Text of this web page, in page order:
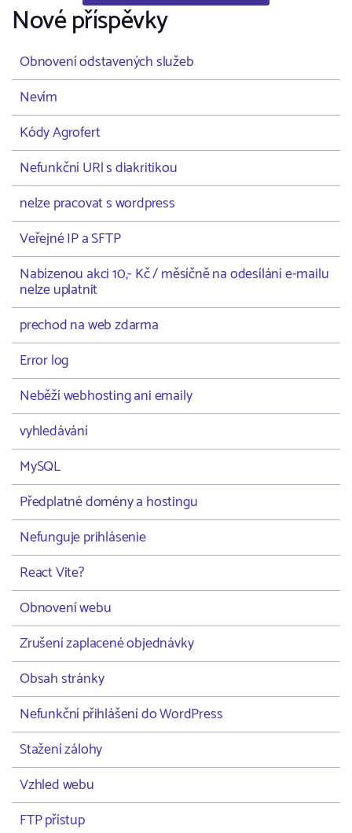
Nové příspěvky
Obnovení odstavených služeb
Nevím
Kódy Agrofert
Nefunkční URl s diakritikou
nelze pracovat s wordpress
Veřejné IP a SFTP
Nabízenou akci 10,- Kč / měsíčně na odesílání e-mailu
nelze uplatnit
prechod na web zdarma
Error log
Neběží webhosting ani emaily
vyhledávání
MySQL
Předplatné domény a hostingu
Nefunguje prihlásenie
React Vite?
Obnovení webu
Zrušení zaplacené objednávky
Obsah stránky
Nefunkční přihlášení do WordPress
Stažení zálohy
Vzhled webu
FTP přístup